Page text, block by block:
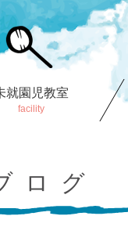
就園児教室
ログ